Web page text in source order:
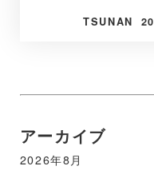
TSUNAN
アーカイブ
2026年8月